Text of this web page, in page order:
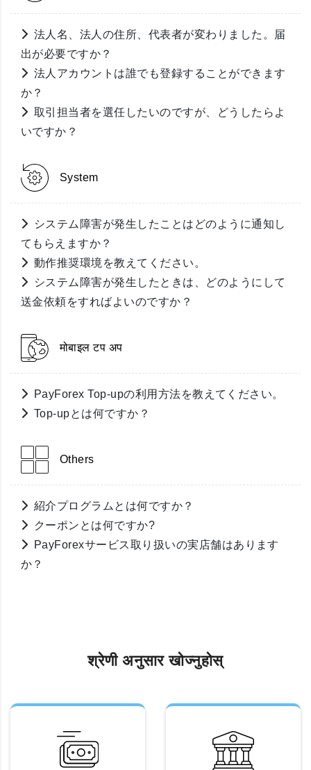
法人名、法人の住所、代表者が変わりました。届
出が必要ですか？
法人アカウントは誰でも登録することができます
か？
取引担当者を選任したいのですが、どうしたらよ
いですか？
System
システム障害が発生したことはどのように通知し
てもらえますか？
動作推奨環境を教えてください。
システム障害が発生したときは、どのようにして
送金依頼をすればよいのですか？
मोबाइल टप अप
PayForex Top-upの利用方法を教えてください。
Top-upとは何ですか？
Others
紹介プログラムとは何ですか？
クーポンとは何ですか?
PayForexサービス取り扱いの実店舗はあります
か？
श्रेणी अनुसार खोज्नुहोस्